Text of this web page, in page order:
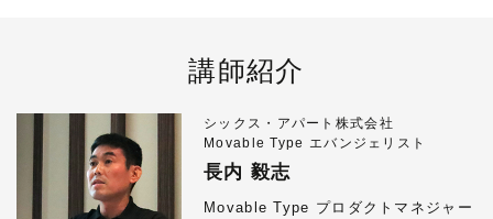
講師紹介
シックス・アパート株式会社
Movable Type エバンジェリスト
長内 毅志
Movable Type プロダクトマネジャー